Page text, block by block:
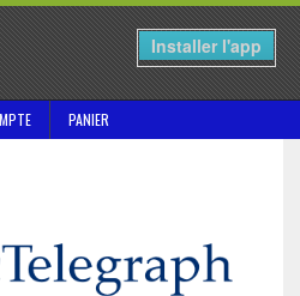
Installer l'app
PANIER